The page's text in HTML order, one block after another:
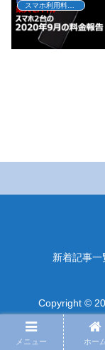
新着記事一
Copyright ©
メニュー ホー